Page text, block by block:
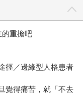
重擔吧
徑／邊緣型人格患者
覺得痛苦，就「不去